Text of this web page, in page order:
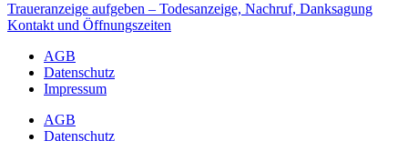
Traueranzeige aufgeben – Todesanzeige, Nachruf, Danksagung
Kontakt und Öffnungszeiten
AGB
Datenschutz
Impressum
AGB
Datenschutz